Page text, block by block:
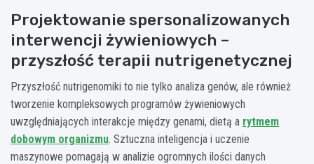
Projektowanie spersonalizowanych
interwencji żywieniowych –
przyszłość terapii nutrigenetycznej
Przyszłość nutrigenomiki to nie tylko analiza genów, ale również
tworzenie kompleksowych programów żywieniowych
uwzględniających interakcje między genami, dietą a rytmem
dobowym organizmu. Sztuczna inteligencja i uczenie
maszynowe pomagają w analizie ogromnych ilości danych